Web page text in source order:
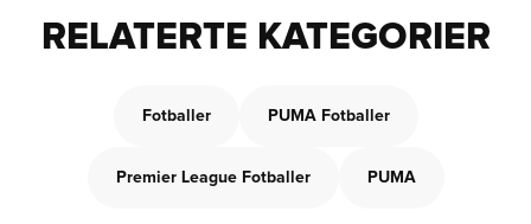
RELATERTE KATEGORIER
Fotballer PUMA Fotballer
Premier League Fotballer PUMA